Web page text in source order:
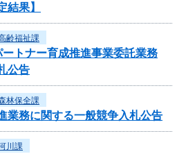
結果】
齢福祉課
トナー育成推進事業委託業務
公告
林保全課
業務に関する一般競争入札公告
川課